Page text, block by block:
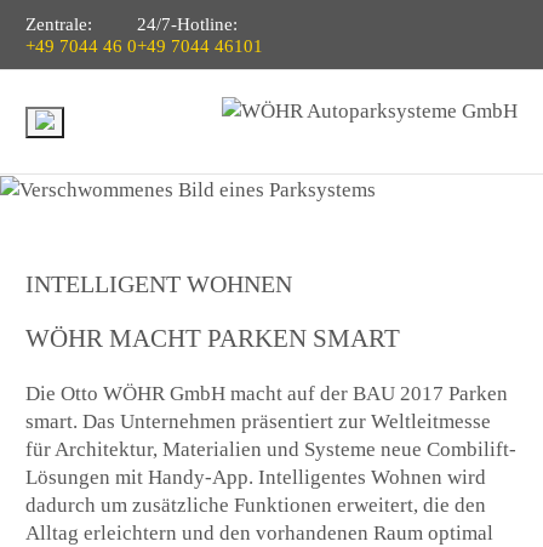
Zentrale:
+49 7044 46 0
24/7-Hotline:
+49 7044 46101
INTELLIGENT WOHNEN
WÖHR MACHT PARKEN SMART
Die Otto WÖHR GmbH macht auf der BAU 2017 Parken
smart. Das Unternehmen präsentiert zur Weltleitmesse
für Architektur, Materialien und Systeme neue Combilift-
Lösungen mit Handy-App. Intelligentes Wohnen wird
dadurch um zusätzliche Funktionen erweitert, die den
Alltag erleichtern und den vorhandenen Raum optimal